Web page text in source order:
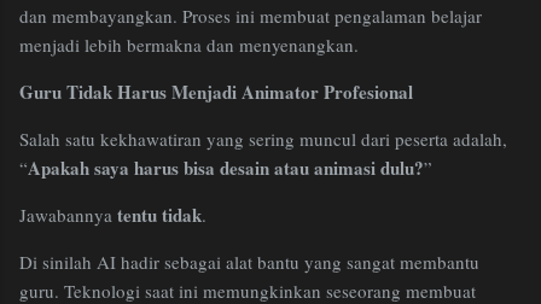
dan membayangkan. Proses ini membuat pengalaman belajar
menjadi lebih bermakna dan menyenangkan.
Guru Tidak Harus Menjadi Animator Profesional
Salah satu kekhawatiran yang sering muncul dari peserta adalah,
“Apakah saya harus bisa desain atau animasi dulu?”
Jawabannya tentu tidak.
Di sinilah AI hadir sebagai alat bantu yang sangat membantu
guru. Teknologi saat ini memungkinkan seseorang membuat